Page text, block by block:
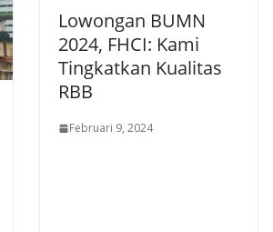
Lowongan BUMN
2024, FHCI: Kami
Tingkatkan Kualitas
RBB
Februari 9, 2024